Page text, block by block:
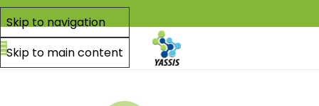
Skip to navigation
Skip to main content